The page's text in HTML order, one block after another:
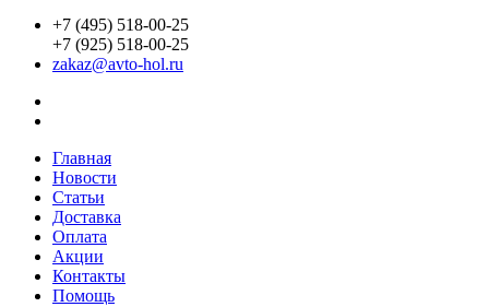
+7 (495) 518-00-25
+7 (925) 518-00-25
zakaz@avto-hol.ru
Главная
Новости
Статьи
Доставка
Оплата
Акции
Контакты
Помощь